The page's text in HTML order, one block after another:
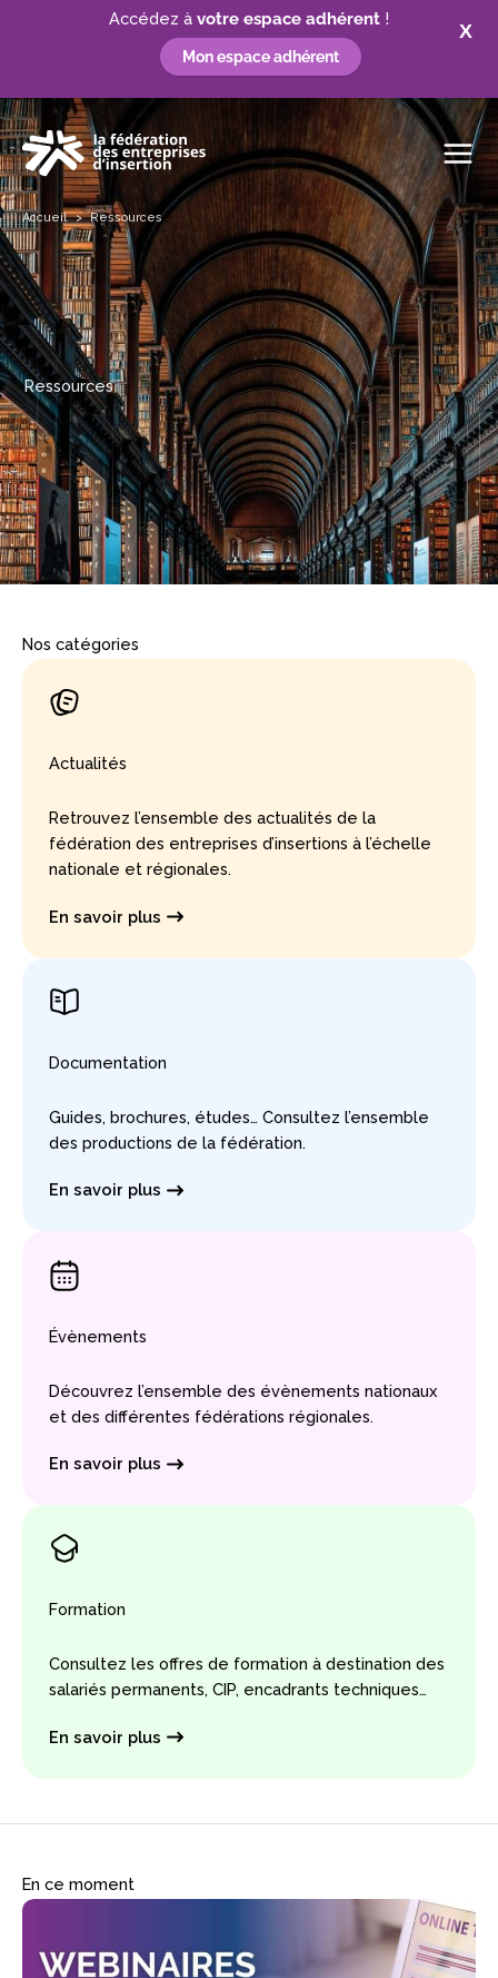
X
Accédez à votre espace adhérent !
Mon espace adhérent
Aller
au
contenu
Accueil Ressources
Ressources
Nos catégories
Actualités
Retrouvez l’ensemble des actualités de la
fédération des entreprises d’insertions à l’échelle
nationale et régionales.
En savoir plus
Documentation
Guides, brochures, études… Consultez l’ensemble
des productions de la fédération.
En savoir plus
Évènements
Découvrez l’ensemble des évènements nationaux
et des différentes fédérations régionales.
En savoir plus
Formation
Consultez les offres de formation à destination des
salariés permanents, CIP, encadrants techniques…
En savoir plus
En ce moment